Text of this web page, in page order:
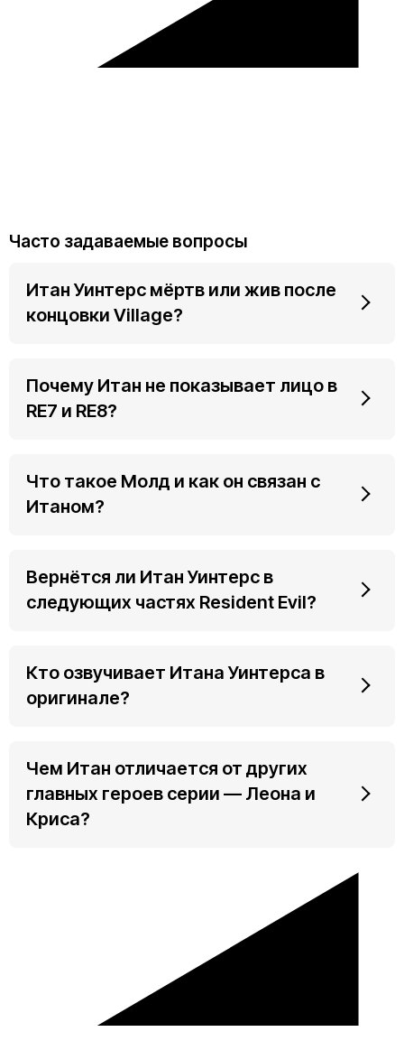
Часто задаваемые вопросы
Итан Уинтерс мёртв или жив после
концовки Village?
Почему Итан не показывает лицо в
RE7 и RE8?
Что такое Молд и как он связан с
Итаном?
Вернётся ли Итан Уинтерс в
следующих частях Resident Evil?
Кто озвучивает Итана Уинтерса в
оригинале?
Чем Итан отличается от других
главных героев серии — Леона и
Криса?